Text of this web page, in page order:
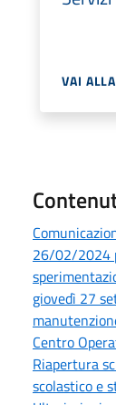
VAI
26/02/2024
giovedì 27
Centro
Riapertura
scolastico e